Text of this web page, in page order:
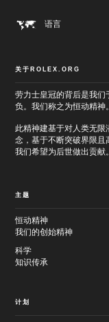
语言
关于ROLEX.ORG
劳力士皇冠的背后是我
负。我们称之为恒动精神。
此精神建基于对人类无
念，基于不断突破界限
我们希望为后世做出贡献。
主题
恒动精神
我们的创始精神
科学
知识传承
计划